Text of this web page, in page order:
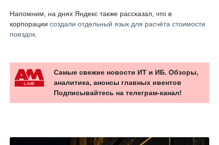
Напомним, на днях Яндекс также рассказал, что в
корпорации создали отдельный язык для расчёта стоимости
поездок
Самые свежие новости ИТ и ИБ. Обзоры,
аналитика, анонсы главных ивентов
Подписывайтесь на телеграм-канал!